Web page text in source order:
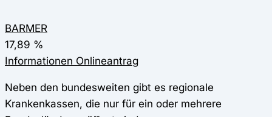
BARMER
17,89 %
Informationen Onlineantrag
Neben den bundesweiten gibt es regionale
Krankenkassen, die nur für ein oder mehrere